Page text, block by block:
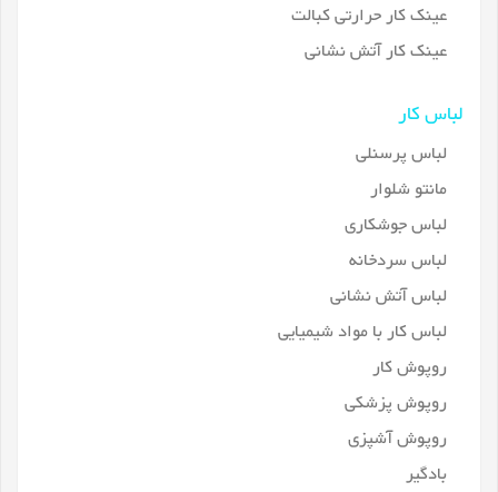
عینک کار حرارتی کبالت
عینک کار آتش نشانی
لباس کار
لباس پرسنلی
مانتو شلوار
لباس جوشکاری
لباس سردخانه
لباس آتش نشانی
لباس کار با مواد شیمیایی
روپوش کار
روپوش پزشکی
روپوش آشپزی
بادگیر